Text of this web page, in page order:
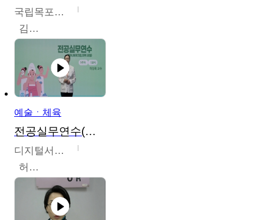
국립목포대학교
김신영
예술ㆍ체육
전공실무연수(헤어,메이크업,피부,네일)
디지털서울문화예술대학교
허정록